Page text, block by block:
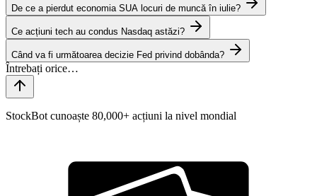
De ce a pierdut economia SUA locuri de muncă în iulie?
Ce acțiuni tech au condus Nasdaq astăzi?
Când va fi următoarea decizie Fed privind dobânda?
StockBot cunoaște 80,000+ acțiuni la nivel mondial